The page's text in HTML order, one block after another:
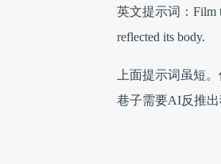
英文提示词：Film
reflected its body.
上面提示词虽短
巷子需要AI反推